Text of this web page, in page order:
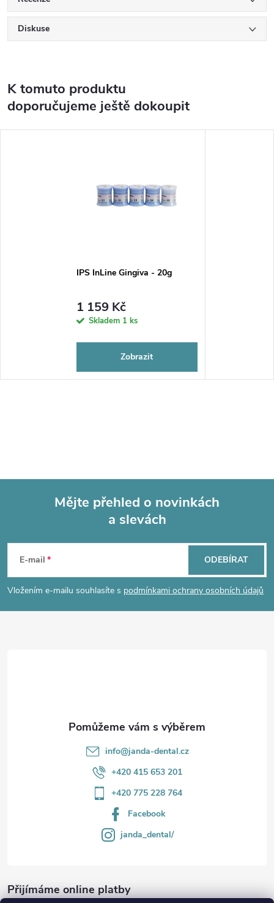
Diskuse
K tomuto produktu
doporučujeme ještě dokoupit
IPS InLine Gingiva - 20g
1 159 Kč
Skladem 1 ks
Zobrazit
p
Mějte přehled o novinkách
a slevách
E-mail
Vložením e-mailu souhlasíte s podmínkami ochrany osobních údajů
ODEBÍRAT
info@janda-dental.cz
+420 415 653 201
+420 775 228 764
Facebook
janda_dental/
Přijímáme online platby